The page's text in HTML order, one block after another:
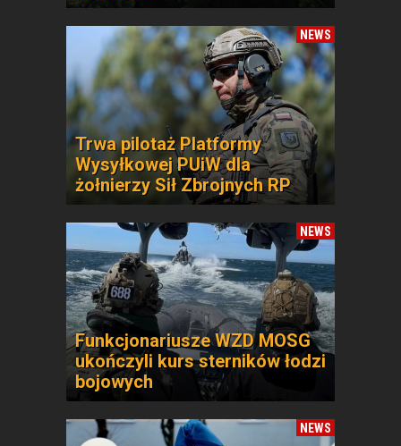
NEWS
Trwa pilotaż Platformy
Wysyłkowej PUiW dla
żołnierzy Sił Zbrojnych RP
NEWS
Funkcjonariusze WZD MOSG
ukończyli kurs sterników łodzi
bojowych
NEWS